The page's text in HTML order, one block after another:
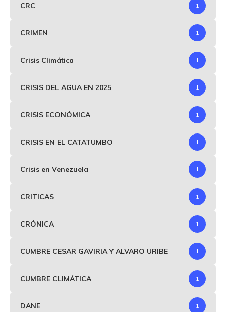
CRC 1
CRIMEN 1
Crisis Climática 1
CRISIS DEL AGUA EN 2025 1
CRISIS ECONÓMICA 1
CRISIS EN EL CATATUMBO 1
Crisis en Venezuela 1
CRITICAS 1
CRÓNICA 1
CUMBRE CESAR GAVIRIA Y ALVARO URIBE 1
CUMBRE CLIMÁTICA 1
DANE 1